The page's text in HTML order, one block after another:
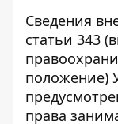
Сведения
статьи 343
положение)
права